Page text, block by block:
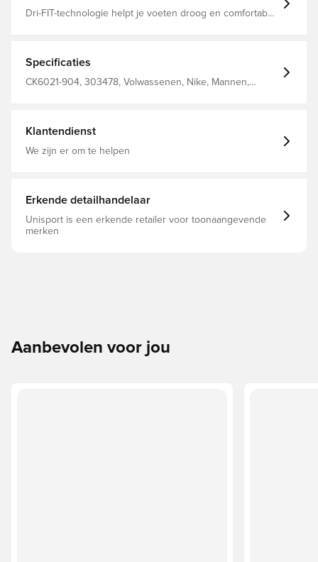
Dri-FIT-technologie helpt je voeten droog en comfortabel
ademen Versterkte hiel en teen zorgen voor extra
Specificaties
CK6021-904, 303478, Volwassenen, Nike, Mannen,
Klantendienst
We zijn er om te helpen
Erkende detailhandelaar
Unisport is een erkende retailer voor toonaangevende
merken
Aanbevolen voor jou